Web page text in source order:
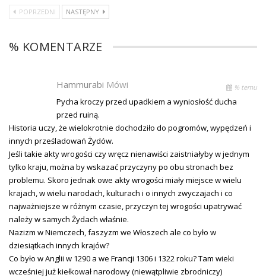
POPRZEDNI NASTĘPNY
% KOMENTARZE
Hammurabi Mówi % temu
Pycha kroczy przed upadkiem a wyniosłość ducha
przed ruiną.
Historia uczy, że wielokrotnie dochodziło do pogromów, wypędzeń i
innych prześladowań Żydów.
Jeśli takie akty wrogości czy wręcz nienawiści zaistniałyby w jednym
tylko kraju, można by wskazać przyczyny po obu stronach bez
problemu. Skoro jednak owe akty wrogości miały miejsce w wielu
krajach, w wielu narodach, kulturach i o innych zwyczajach i co
najważniejsze w różnym czasie, przyczyn tej wrogości upatrywać
należy w samych Żydach właśnie.
Nazizm w Niemczech, faszyzm we Włoszech ale co było w
dziesiątkach innych krajów?
Co było w Anglii w 1290 a we Francji 1306 i 1322 roku? Tam wieki
wcześniej już kiełkował narodowy (niewątpliwie zbrodniczy)